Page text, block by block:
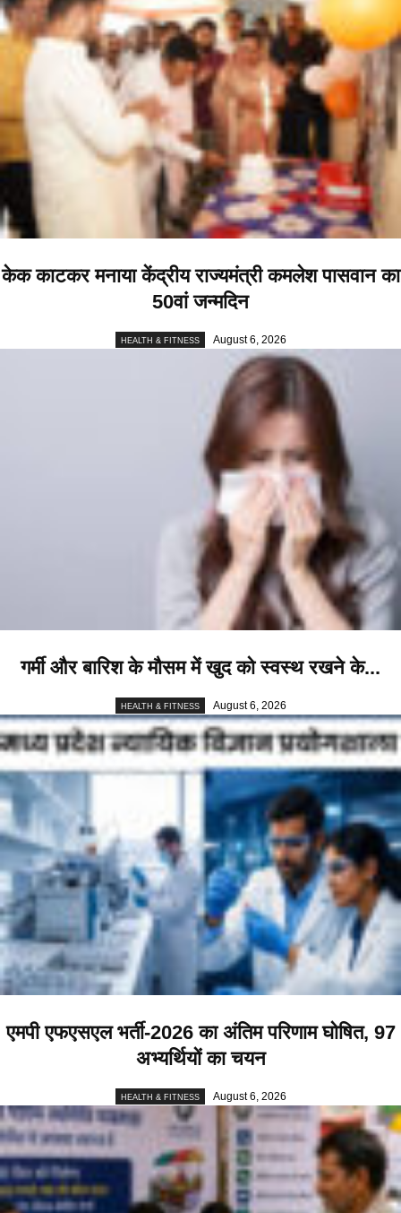
केक काटकर मनाया केंद्रीय राज्यमंत्री कमलेश पासवान का
50वां जन्मदिन
HEALTH & FITNESS August 6, 2026
गर्मी और बारिश के मौसम में खुद को स्वस्थ रखने के...
HEALTH & FITNESS August 6, 2026
एमपी एफएसएल भर्ती-2026 का अंतिम परिणाम घोषित, 97
अभ्यर्थियों का चयन
HEALTH & FITNESS August 6, 2026